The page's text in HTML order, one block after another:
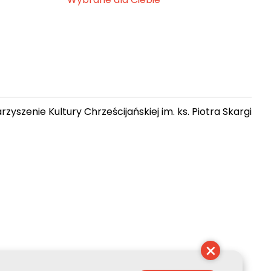
Kultury Chrześcijańskiej im. ks. Piotra Skargi
×